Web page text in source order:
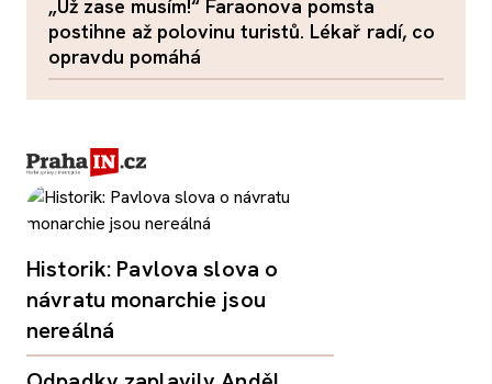
„Už zase musím!“ Faraonova pomsta
postihne až polovinu turistů. Lékař radí, co
opravdu pomáhá
Historik: Pavlova slova o
návratu monarchie jsou
nereálná